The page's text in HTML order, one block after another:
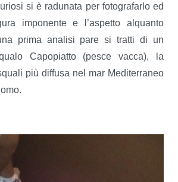
si è radunata per fotografarlo ed
imponente e l’aspetto alquanto
prima analisi pare si tratti di un
Capopiatto (pesce vacca), la
più diffusa nel mar Mediterraneo